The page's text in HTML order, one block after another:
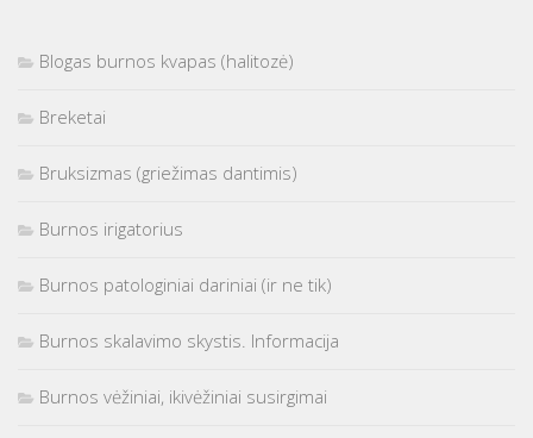
Blogas burnos kvapas (halitozė)
Breketai
Bruksizmas (griežimas dantimis)
Burnos irigatorius
Burnos patologiniai dariniai (ir ne tik)
Burnos skalavimo skystis. Informacija
Burnos vėžiniai, ikivėžiniai susirgimai